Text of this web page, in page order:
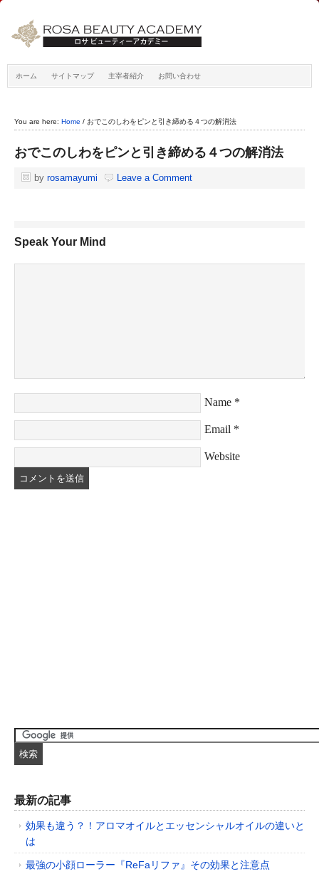
ホーム サイトマップ 主宰者紹介 お問い合わせ
You are here: Home / おでこのしわをピンと引き締める４つの解消法
おでこのしわをピンと引き締める４つの解消法
by rosamayumi Leave a Comment
Speak Your Mind
Name *
Email *
Website
最新の記事
効果も違う？！アロマオイルとエッセンシャルオイルの違いと
は
最強の小顔ローラー『ReFaリファ』その効果と注意点